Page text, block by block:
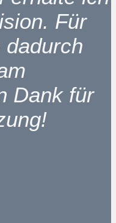
Für
Dank für